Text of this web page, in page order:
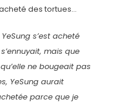
des tortues…
s’est acheté
mais que
ne bougeait pas
YeSung aurait
parce que je